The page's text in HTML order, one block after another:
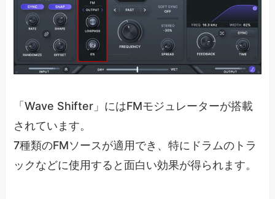
「Wave Shifter」にはFMモジュレーターが搭載
されています。
7種類のFMソースが適用でき、特にドラムのトラ
ックなどに使用すると面白い効果が得られます。